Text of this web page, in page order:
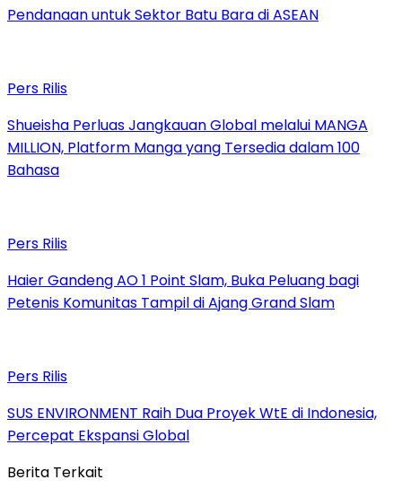
Pendanaan untuk Sektor Batu Bara di ASEAN
Pers Rilis
Shueisha Perluas Jangkauan Global melalui MANGA
MILLION, Platform Manga yang Tersedia dalam 100
Bahasa
Pers Rilis
Haier Gandeng AO 1 Point Slam, Buka Peluang bagi
Petenis Komunitas Tampil di Ajang Grand Slam
Pers Rilis
SUS ENVIRONMENT Raih Dua Proyek WtE di Indonesia,
Percepat Ekspansi Global
Berita Terkait